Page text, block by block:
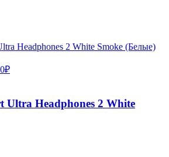
Ultra Headphones 2 White